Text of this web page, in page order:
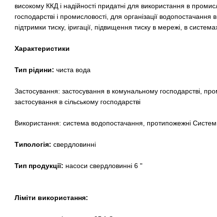
високому ККД і надійності придатні для використання в
господарстві і промисловості, для організації
підтримки тиску, іригації, підвищення тиску в мережі, в
Характеристики
Тип рідини: чиста вода
Застосування: застосування в комунальному господарстві,
застосування в сільському господарстві
Використання: система водопостачання, протипожежні
Tипологія: свердловинні
Тип продукції: насоси свердловинні 6 "
Ліміти використання: